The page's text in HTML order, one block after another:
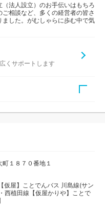
法人設立）のお手伝いはもちろ
相談など、多くの経営者の皆さ
した。がむしゃらに歩む中で気
くサポートします
験を生かした豊富な知識
相談など、幅広い経験を
ング資格を保有され、継
ていることが特徴です。
１８７０番地１
仮屋】ことでんバス 川島線(サン
西植田線【仮屋かりや】ことで